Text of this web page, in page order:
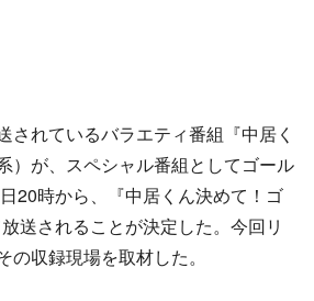
れているバラエティ番組『中居く
）が、スペシャル番組としてゴール
20時から、『中居くん決めて！ゴ
送されることが決定した。今回リ
収録現場を取材した。